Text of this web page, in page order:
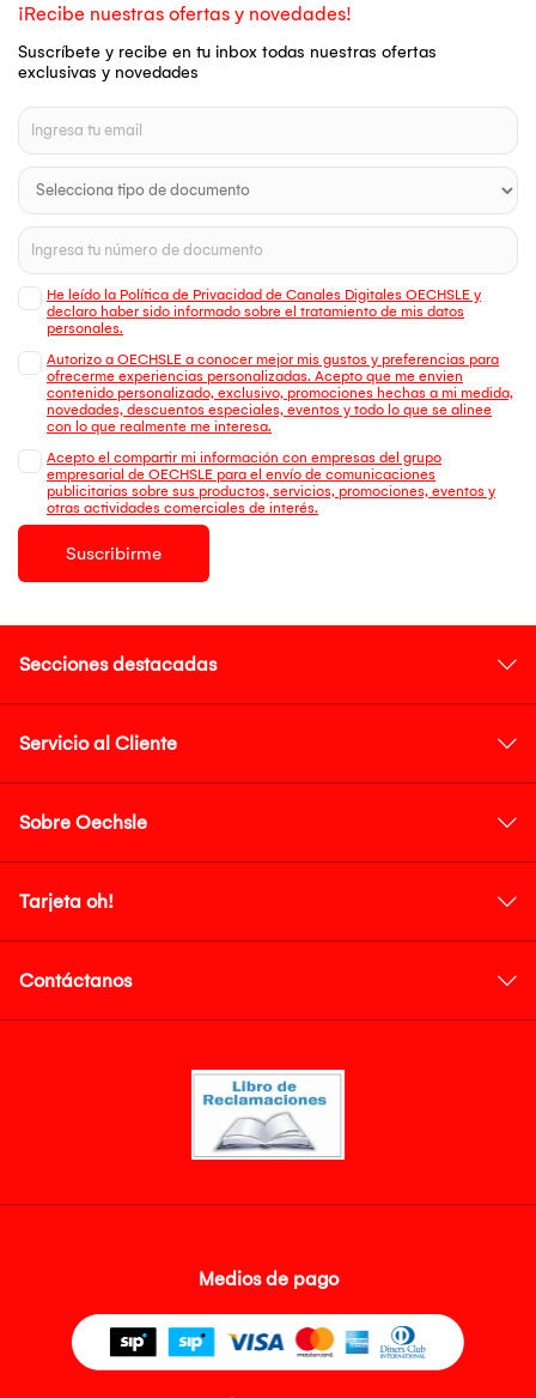
¡Recibe nuestras ofertas y novedades!
Suscríbete y recibe en tu inbox todas nuestras ofertas
exclusivas y novedades
He leído la Política de Privacidad de Canales Digitales OECHSLE y
declaro haber sido informado sobre el tratamiento de mis datos
personales.
Autorizo a OECHSLE a conocer mejor mis gustos y preferencias para
ofrecerme experiencias personalizadas. Acepto que me envien
contenido personalizado, exclusivo, promociones hechas a mi medida,
novedades, descuentos especiales, eventos y todo lo que se alinee
con lo que realmente me interesa.
Acepto el compartir mi información con empresas del grupo
empresarial de OECHSLE para el envío de comunicaciones
publicitarias sobre sus productos, servicios, promociones, eventos y
otras actividades comerciales de interés.
Suscribirme
Secciones destacadas
Servicio al Cliente
Sobre Oechsle
Tarjeta oh!
Contáctanos
Medios de pago